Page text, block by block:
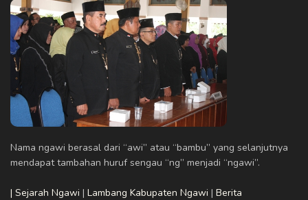
Nama ngawi berasal dari “awi” atau “bambu” yang selanjutnya
mendapat tambahan huruf sengau “ng” menjadi “ngawi”.
| Sejarah Ngawi | Lambang Kabupaten Ngawi | Berita